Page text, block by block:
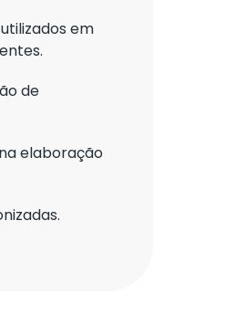
em
de
elaboração